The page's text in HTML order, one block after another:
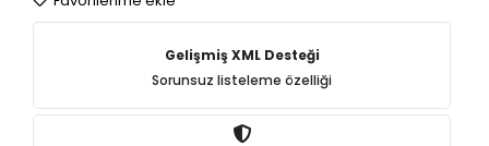
Gelişmiş XML Desteği
Sorunsuz listeleme özelliği